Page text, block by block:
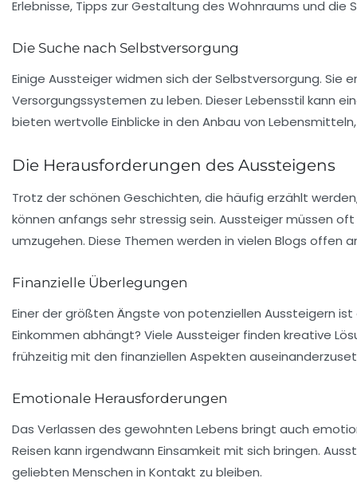
Erlebnisse, Tipps zur Gestaltung des Wohnraums und die
Die Suche nach Selbstversorgung
Einige Aussteiger widmen sich der Selbstversorgung. Sie
Versorgungssystemen zu leben. Dieser Lebensstil kann
bieten wertvolle Einblicke in den Anbau von
Die Herausforderungen des Aussteigens
Trotz der schönen Geschichten, die häufig erzählt
können anfangs sehr stressig sein. Aussteiger müssen
umzugehen. Diese Themen werden in vielen Blogs offen
Finanzielle Überlegungen
Einer der größten Ängste von potenziellen Aussteigern
Einkommen abhängt? Viele Aussteiger finden kreative
frühzeitig mit den finanziellen Aspekten
Emotionale Herausforderungen
Das Verlassen des gewohnten Lebens bringt auch
Reisen kann irgendwann Einsamkeit mit sich bringen.
geliebten Menschen in Kontakt zu bleiben.